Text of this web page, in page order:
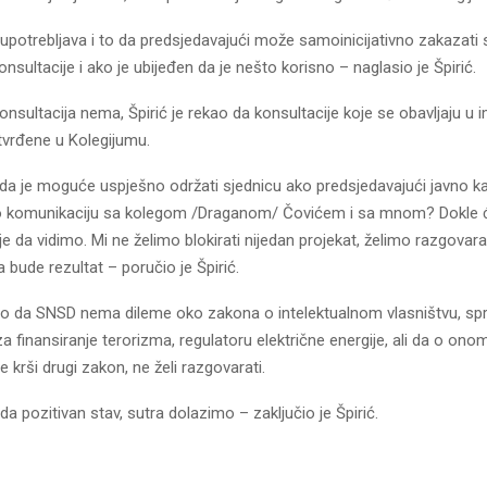
i to da predsjedavajući može samoinicijativno zakazati
i ako je ubijeđen da je nešto korisno – naglasio je Špirić.
nema, Špirić je rekao da konsultacije koje se obavljaju u
u Kolegijumu.
je moguće uspješno održati sjednicu ako predsjedavajući javno
komunikaciju sa kolegom /Draganom/ Čovićem i sa mnom? Dokle
da vidimo. Mi ne želimo blokirati nijedan projekat, želimo
bude rezultat – poručio je Špirić.
da SNSD nema dileme oko zakona o intelektualnom vlasništvu,
finansiranje terorizma, regulatoru električne energije, ali da o
krši drugi zakon, ne želi razgovarati.
pozitivan stav, sutra dolazimo – zaključio je Špirić.